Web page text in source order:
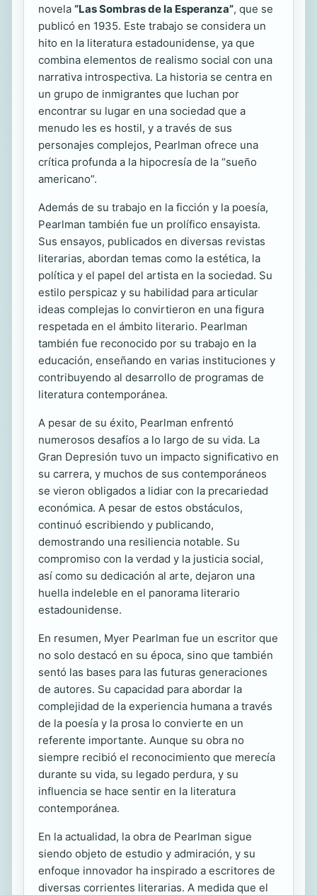
novela “Las Sombras de la Esperanza”, que se
publicó en 1935. Este trabajo se considera un
hito en la literatura estadounidense, ya que
combina elementos de realismo social con una
narrativa introspectiva. La historia se centra en
un grupo de inmigrantes que luchan por
encontrar su lugar en una sociedad que a
menudo les es hostil, y a través de sus
personajes complejos, Pearlman ofrece una
crítica profunda a la hipocresía de la “sueño
americano”.
Además de su trabajo en la ficción y la poesía,
Pearlman también fue un prolífico ensayista.
Sus ensayos, publicados en diversas revistas
literarias, abordan temas como la estética, la
política y el papel del artista en la sociedad. Su
estilo perspicaz y su habilidad para articular
ideas complejas lo convirtieron en una figura
respetada en el ámbito literario. Pearlman
también fue reconocido por su trabajo en la
educación, enseñando en varias instituciones y
contribuyendo al desarrollo de programas de
literatura contemporánea.
A pesar de su éxito, Pearlman enfrentó
numerosos desafíos a lo largo de su vida. La
Gran Depresión tuvo un impacto significativo en
su carrera, y muchos de sus contemporáneos
se vieron obligados a lidiar con la precariedad
económica. A pesar de estos obstáculos,
continuó escribiendo y publicando,
demostrando una resiliencia notable. Su
compromiso con la verdad y la justicia social,
así como su dedicación al arte, dejaron una
huella indeleble en el panorama literario
estadounidense.
En resumen, Myer Pearlman fue un escritor que
no solo destacó en su época, sino que también
sentó las bases para las futuras generaciones
de autores. Su capacidad para abordar la
complejidad de la experiencia humana a través
de la poesía y la prosa lo convierte en un
referente importante. Aunque su obra no
siempre recibió el reconocimiento que merecía
durante su vida, su legado perdura, y su
influencia se hace sentir en la literatura
contemporánea.
En la actualidad, la obra de Pearlman sigue
siendo objeto de estudio y admiración, y su
enfoque innovador ha inspirado a escritores de
diversas corrientes literarias. A medida que el